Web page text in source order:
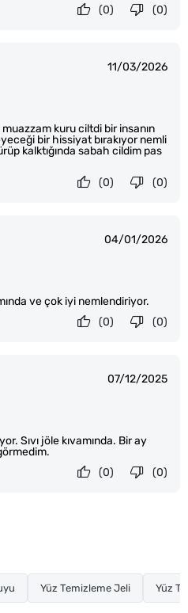
(0)
(0)
11/03/2026
kuru ciltdi bir insanın
bir hissiyat bırakıyor nemli
kalktığında sabah cildim pas
(0)
(0)
04/01/2026
ve çok iyi nemlendiriyor.
(0)
(0)
07/12/2025
Sıvı jöle kıvamında. Bir ay
(0)
(0)
Yüz Temizleme Jeli Yüz